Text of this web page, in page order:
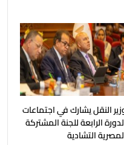
النقل يشارك في اجتماعات
الرابعة للجنة المشتركة
التشادية